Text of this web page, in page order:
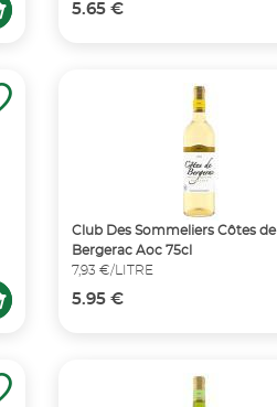
5.65 €
Club Des Sommeliers Côtes de
Bergerac Aoc 75cl
7,93 €/LITRE
5.95 €